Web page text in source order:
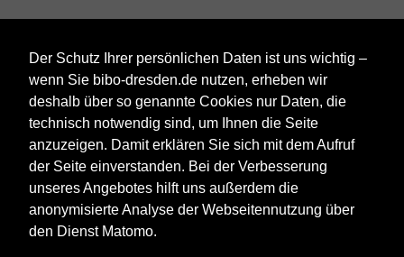
Der Schutz Ihrer persönlichen Daten ist uns wichtig –
wenn Sie bibo-dresden.de nutzen, erheben wir
deshalb über so genannte Cookies nur Daten, die
technisch notwendig sind, um Ihnen die Seite
anzuzeigen. Damit erklären Sie sich mit dem Aufruf
der Seite einverstanden. Bei der Verbesserung
unseres Angebotes hilft uns außerdem die
anonymisierte Analyse der Webseitennutzung über
den Dienst Matomo.